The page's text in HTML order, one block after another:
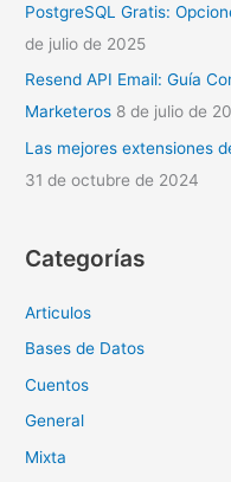
PostgreSQL Gratis:
de julio de 2025
Resend API Email: Guía
Marketeros 8 de julio de
Las mejores extensiones
31 de octubre de 2024
Categorías
Articulos
Bases de Datos
Cuentos
General
Mixta